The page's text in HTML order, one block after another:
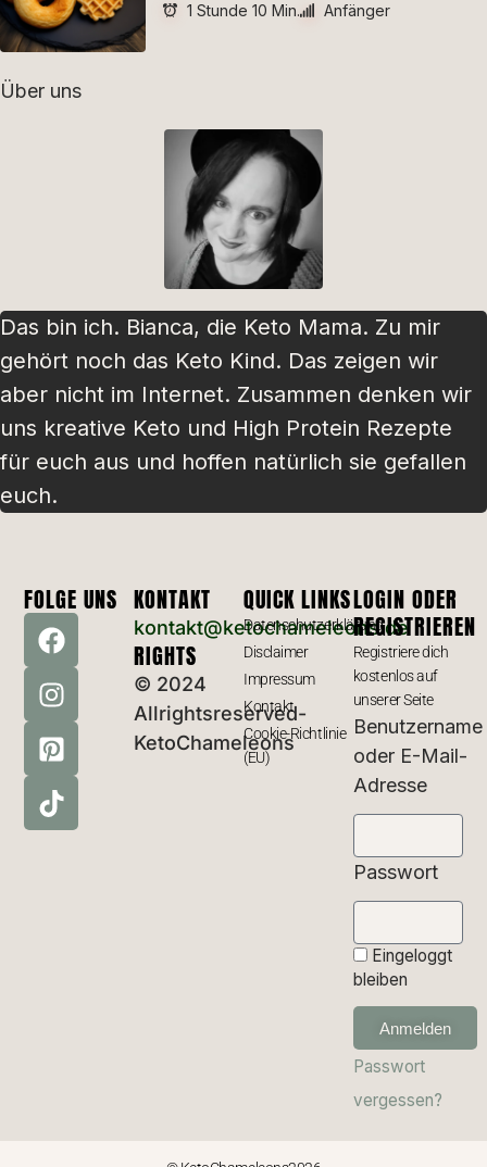
1 Stunde 10 Min. Anfänger
Über uns
Das bin ich. Bianca, die Keto Mama. Zu mir
gehört noch das Keto Kind. Das zeigen wir
aber nicht im Internet. Zusammen denken wir
uns kreative Keto und High Protein Rezepte
für euch aus und hoffen natürlich sie gefallen
euch.
FOLGE UNS KONTAKT
kontakt@ketochameleons.de
RIGHTS
© 2024
Allrightsreserved-
KetoChameleons
QUICK LINKS
Datenschutzerklärung
Disclaimer
Impressum
Kontakt
Cookie-Richtlinie
(EU)
LOGIN ODER
REGISTRIEREN
Registriere dich
kostenlos auf
unserer Seite
Benutzername
oder E-Mail-
Adresse
Passwort
Eingeloggt
bleiben
Anmelden
Passwort
vergessen?